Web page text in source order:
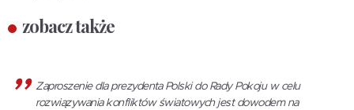
zobacz także
Zaproszenie dla prezydenta Polski do Rady Pokoju w celu
rozwiązywania konfliktów światowych jest dowodem na